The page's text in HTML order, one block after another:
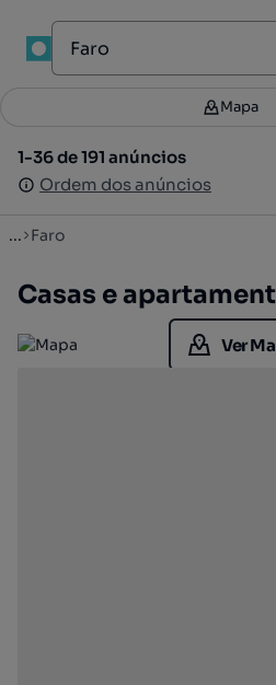
Filtros 2
1-36 de 191 anúncios
Ordem dos anúncios
Mapa
1-36 de 191 anúncios
Ordem dos anúncios
... Faro
Casas e
Ver